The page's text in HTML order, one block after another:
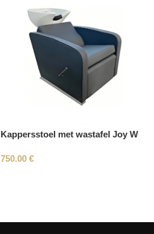
Kappersstoel met wastafel Joy W
750.00€